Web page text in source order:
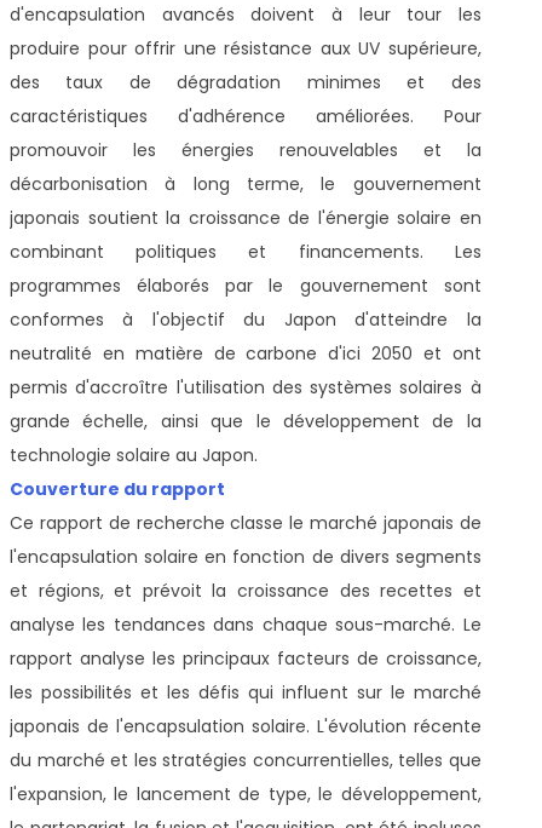
d'encapsulation avancés doivent à leur tour les
produire pour offrir une résistance aux UV supérieure,
des taux de dégradation minimes et des
caractéristiques d'adhérence améliorées. Pour
promouvoir les énergies renouvelables et la
décarbonisation à long terme, le gouvernement
japonais soutient la croissance de l'énergie solaire en
combinant politiques et financements. Les
programmes élaborés par le gouvernement sont
conformes à l'objectif du Japon d'atteindre la
neutralité en matière de carbone d'ici 2050 et ont
permis d'accroître l'utilisation des systèmes solaires à
grande échelle, ainsi que le développement de la
technologie solaire au Japon.
Couverture du rapport
Ce rapport de recherche classe le marché japonais de
l'encapsulation solaire en fonction de divers segments
et régions, et prévoit la croissance des recettes et
analyse les tendances dans chaque sous-marché. Le
rapport analyse les principaux facteurs de croissance,
les possibilités et les défis qui influent sur le marché
japonais de l'encapsulation solaire. L'évolution récente
du marché et les stratégies concurrentielles, telles que
l'expansion, le lancement de type, le développement,